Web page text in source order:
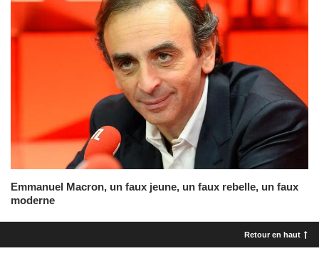
Emmanuel Macron, un faux jeune, un faux rebelle, un faux
moderne
Retour en haut